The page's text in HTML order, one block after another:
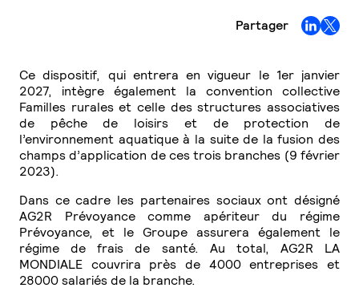
Partager
Ce dispositif, qui entrera en vigueur le 1er janvier
2027, intègre également la convention collective
Familles rurales et celle des structures associatives
de pêche de loisirs et de protection de
l’environnement aquatique à la suite de la fusion des
champs d’application de ces trois branches (9 février
2023).
Dans ce cadre les partenaires sociaux ont désigné
AG2R Prévoyance comme apériteur du régime
Prévoyance, et le Groupe assurera également le
régime de frais de santé. Au total, AG2R LA
MONDIALE couvrira près de 4000 entreprises et
28000 salariés de la branche.